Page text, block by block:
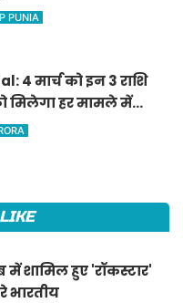
को भी मिलेगी बुढ़ापा
PUNIA
4 मार्च को इन 3 राशि
मिलेगा हर मामले में
साथ, पढ़ें 12 राशियों का
शामिल हुए 'रॉकस्टार'
भारतीय